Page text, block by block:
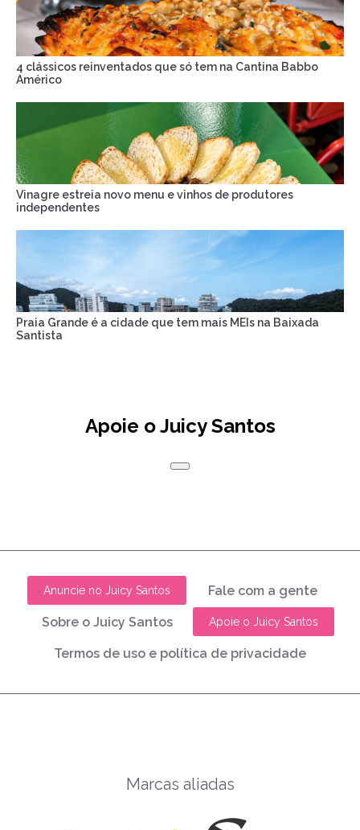
4 clássicos reinventados que só tem na Cantina Babbo
Américo
Vinagre estreia novo menu e vinhos de produtores
independentes
Praia Grande é a cidade que tem mais MEIs na Baixada
Santista
Apoie o Juicy Santos
Anuncie no Juicy Santos Fale com a gente
Sobre o Juicy Santos Apoie o Juicy Santos
Termos de uso e política de privacidade
Marcas aliadas